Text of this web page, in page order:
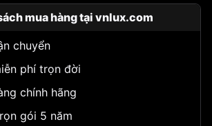
mua hàng tại vnlux.com
chuyển
phí trọn đời
chính hãng
gói 5 năm